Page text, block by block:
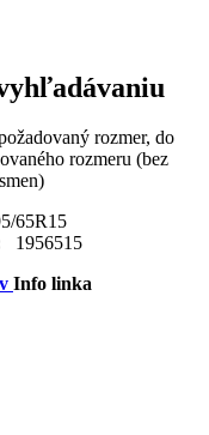
rozmer, do
rozmeru (bez
65R15
1956515
Info linka